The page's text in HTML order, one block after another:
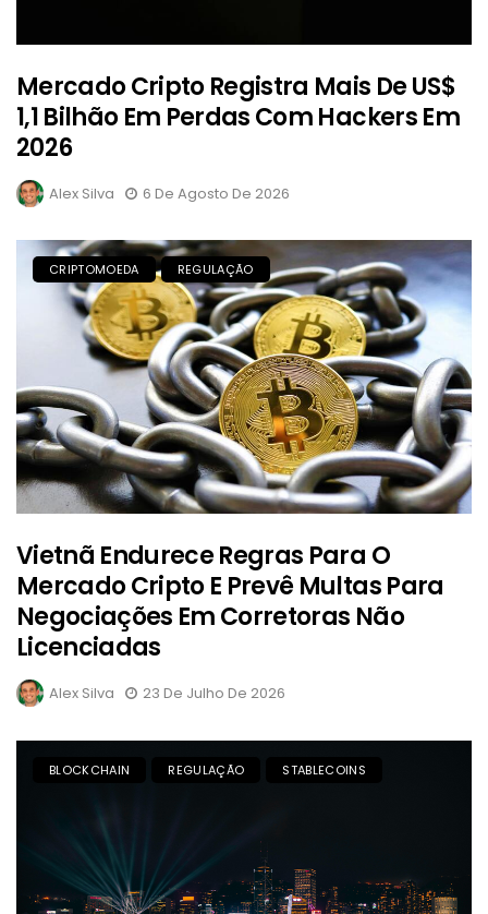
Mercado Cripto Registra Mais De US$
1,1 Bilhão Em Perdas Com Hackers Em
2026
Alex Silva 6 De Agosto De 2026
CRIPTOMOEDA REGULAÇÃO
Vietnã Endurece Regras Para O
Mercado Cripto E Prevê Multas Para
Negociações Em Corretoras Não
Licenciadas
Alex Silva 23 De Julho De 2026
BLOCKCHAIN REGULAÇÃO STABLECOINS